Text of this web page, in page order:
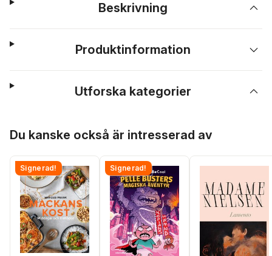
Beskrivning
Produktinformation
Utforska kategorier
Du kanske också är intresserad av
Signerad! Signerad!